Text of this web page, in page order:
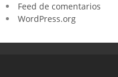
Feed de comentarios
WordPress.org